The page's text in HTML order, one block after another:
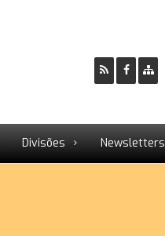
Divisões Newsletters